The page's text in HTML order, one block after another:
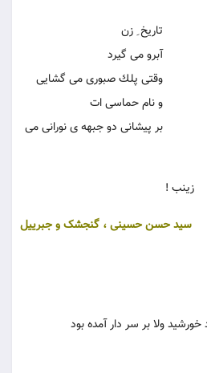
زن
گیرد
می گشایی
ات
جبهه ی نورانی می
زینب !
سید حسن حسینی ، گنجشک و جبرییل
خورشید ولا بر سر دار آمده بود